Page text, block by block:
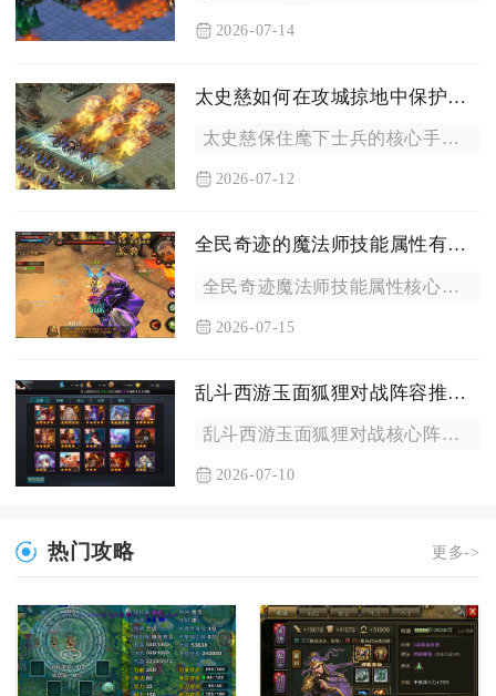
2026-07-14
太史慈如何在攻城掠地中保护士兵
太史慈保住麾下士兵的核心手段，是依靠两次战法拦截敌方技能伤害...
2026-07-12
全民奇迹的魔法师技能属性有何不同之处
全民奇迹魔法师技能属性核心差异集中在元素类型、伤害判定机制、...
2026-07-15
乱斗西游玉面狐狸对战阵容推荐吗
乱斗西游玉面狐狸对战核心阵容推荐为玉面狐狸+海若+金翅大鹏，...
2026-07-10
热门攻略 更多->